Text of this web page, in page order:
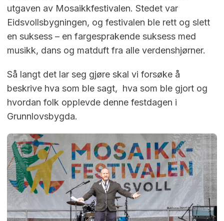
utgaven av Mosaikkfestivalen. Stedet var
Eidsvollsbygningen, og festivalen ble rett og slett
en suksess – en fargesprakende suksess med
musikk, dans og matduft fra alle verdenshjørner.
Så langt det lar seg gjøre skal vi forsøke å
beskrive hva som ble sagt, hva som ble gjort og
hvordan folk opplevde denne festdagen i
Grunnlovsbygda.